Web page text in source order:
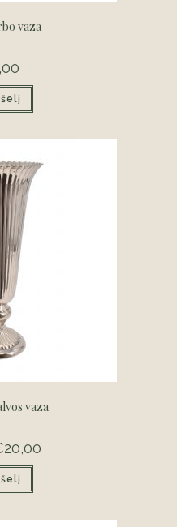
vaza
vaza
20,00Current